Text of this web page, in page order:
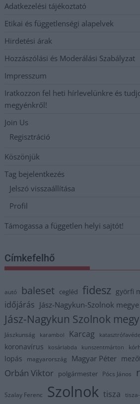
Adatkezelési tájékoztató
Etikai és függetlenségi alapelvek
Hirdetési árak
Hozzászólási és Moderálási Szabályzat
Impresszum
Iratkozzon fel heti hírlevelünkre és
megyénkről!
Join Us
Regisztráció
Köszönjük
Tag bejelentkezés
Jelszó visszaállítása
Profil
Támogassa a független helyi sajtót!
Címkefelhő
autó baleset cegléd fidesz györfi
időjárás Jász-Nagykun-Szolnok megye
Jász-Nagykun Szolnok
Jászkunság karambol Karcag
koronavírus kosárlabda kunszentmárton
lopás magyarország Magyar Péter
Orbán Viktor polgármester Pócs János
Szalay Ferenc Szolnok tisza